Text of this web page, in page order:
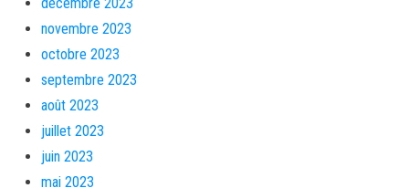
novembre 2023
octobre 2023
septembre 2023
août 2023
juillet 2023
juin 2023
mai 2023